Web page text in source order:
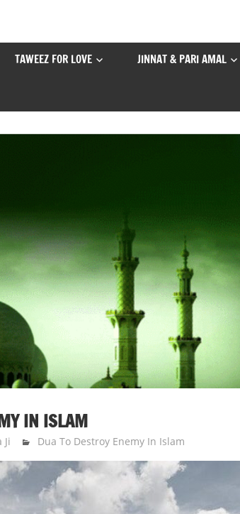
TAWEEZ FOR LOVE JINNAT & PARI AMAL
IN ISLAM
Ji Dua To Destroy Enemy In Islam